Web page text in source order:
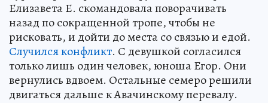
Елизавета Е. скомандовала поворачивать
назад по сокращенной тропе, чтобы не
рисковать, и дойти до места со связью и едой.
Случился конфликт. С девушкой согласился
только лишь один человек, юноша Егор. Они
вернулись вдвоем. Остальные семеро решили
двигаться дальше к Авачинскому перевалу.